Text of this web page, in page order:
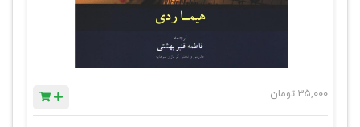
35,000 تومان